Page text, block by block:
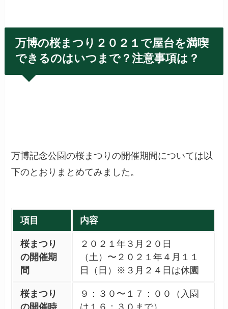
万博の桜まつり２０２１で屋台を満喫
できるのはいつまで？注意事項は？
万博記念公園の桜まつりの開催期間については以
下のとおりまとめてみました。
項目 内容
桜まつり
の開催期
間
２０２１年３月２０日
（土）〜２０２１年４月１１
日（日）※３月２４日は休園
桜まつり
の開催時
９：３０〜１７：００（入園
は１６：３０まで）